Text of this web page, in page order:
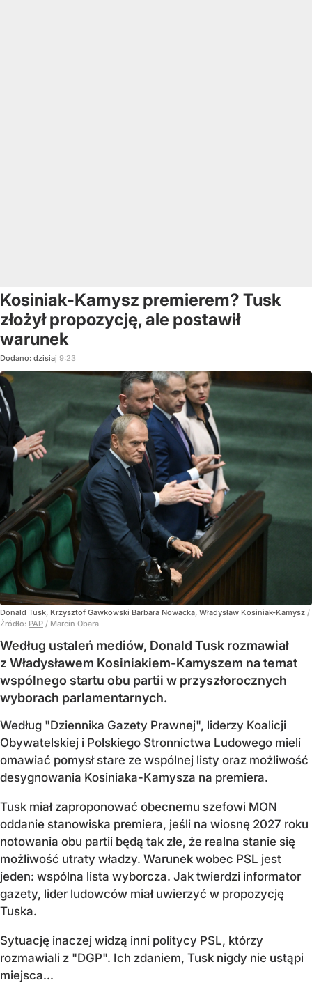
Kosiniak-Kamysz premierem? Tusk
złożył propozycję, ale postawił
warunek
Dodano: dzisiaj 9:23
Donald Tusk, Krzysztof Gawkowski Barbara Nowacka, Władysław Kosiniak-Kamysz /
Źródło: PAP / Marcin Obara
Według ustaleń mediów, Donald Tusk rozmawiał
z Władysławem Kosiniakiem-Kamyszem na temat
wspólnego startu obu partii w przyszłorocznych
wyborach parlamentarnych.
Według "Dziennika Gazety Prawnej", liderzy Koalicji
Obywatelskiej i Polskiego Stronnictwa Ludowego mieli
omawiać pomysł stare ze wspólnej listy oraz możliwość
desygnowania Kosiniaka-Kamysza na premiera.
Tusk miał zaproponować obecnemu szefowi MON
oddanie stanowiska premiera, jeśli na wiosnę 2027 roku
notowania obu partii będą tak złe, że realna stanie się
możliwość utraty władzy. Warunek wobec PSL jest
jeden: wspólna lista wyborcza. Jak twierdzi informator
gazety, lider ludowców miał uwierzyć w propozycję
Tuska.
Sytuację inaczej widzą inni politycy PSL, którzy
rozmawiali z "DGP". Ich zdaniem, Tusk nigdy nie ustąpi
miejsca...